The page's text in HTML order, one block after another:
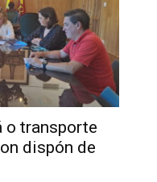
o transporte
dispón de